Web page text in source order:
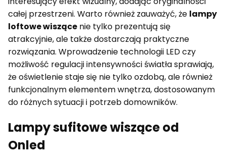
całej przestrzeni. Warto również zauważyć, że lampy
loftowe wiszące nie tylko prezentują się
atrakcyjnie, ale także dostarczają praktyczne
rozwiązania. Wprowadzenie technologii LED czy
możliwość regulacji intensywności światła sprawiają,
że oświetlenie staje się nie tylko ozdobą, ale również
funkcjonalnym elementem wnętrza, dostosowanym
do różnych sytuacji i potrzeb domowników.
Lampy sufitowe wiszące od
Onled